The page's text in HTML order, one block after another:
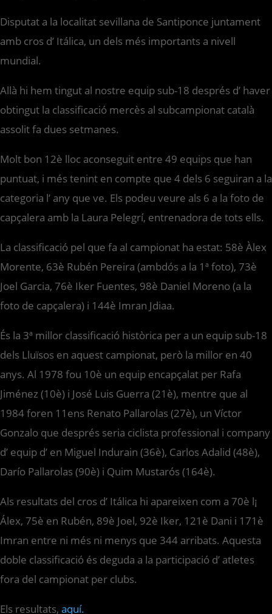
Disputat a la localitat sevillana de Santiponce juntament
amb cros d’ Itálica, un dels més importants a nivell
mundial.
Allà hi hem tingut al nostre equip sub-18 després d’ haver
obtingut la classificació mercès al subcampionat català
assolit fa dues setmanes.
Molt bon 12è lloc aconseguit entre 49 equips que han
puntuat, i més tenint en compte que 4 dels 6 seguiran a la
categoria l’ any que ve. Els podeu veure als 6 a la foto de
capçalera amb la Laura Pelegrí, entrenadora de tots ells.
La classificació pel que fa al campionat ha estat: 58è Àlex
Morente, 63è Rubén Pereira (ambdós a la 1ª foto), 73è
Joel Garcia, 76è Iker Fuentes, 98è Daniel Moreno (a la
foto de capçalera) i 144è Imran Jdiaa.
És la 3ª millor classificació històrica per a un equip sub-18
dels Lluïsos en aquest campionat, però la millor en 40
anys. Al 1978 fou 10è un equip encapçalat per Rafa
Jiménez (10è) i José Luis Guerra (21è), mentre que al
1984 foren 11ens Renato Pallarolas (27è), un Víctor
Gonzalo que després seria ciclista professional i company
d’ equip d’ en Miguel Indurain (36è), Carlos Adalid (48è),
Darío Pallarolas (90è) i Quim Mustarós (164è).
Als resultats del cros d’ Itálica hi apareixen com a 70è l¡
Álex, 75è en Rubén, 89è Joel, 92è Iker, 121è Dani i 171è
Imran entre ni més ni menys que 344 arribats. Aquesta
doble classificació és deguda a la participació d’ atletes
fora del campionat per clubs.
Els resultats, aquí.